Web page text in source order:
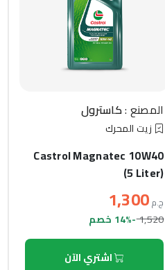
المصنع :كاسترول
زيت المحرك
Castrol Magnatec 10W40
(5 Liter)
ج.م1,300
1,520-14% خصم
اشتري الآن